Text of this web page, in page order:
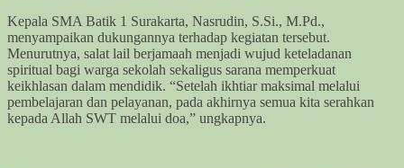
Kepala SMA Batik 1 Surakarta, Nasrudin, S.Si., M.Pd.,
menyampaikan dukungannya terhadap kegiatan tersebut.
Menurutnya, salat lail berjamaah menjadi wujud keteladanan
spiritual bagi warga sekolah sekaligus sarana memperkuat
keikhlasan dalam mendidik. “Setelah ikhtiar maksimal melalui
pembelajaran dan pelayanan, pada akhirnya semua kita serahkan
kepada Allah SWT melalui doa,” ungkapnya.